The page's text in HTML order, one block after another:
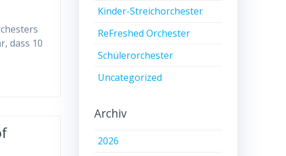
dass 10
Kinder-Streichorchester
ReFreshed Orchester
Schülerorchester
Uncategorized
Archiv
2026